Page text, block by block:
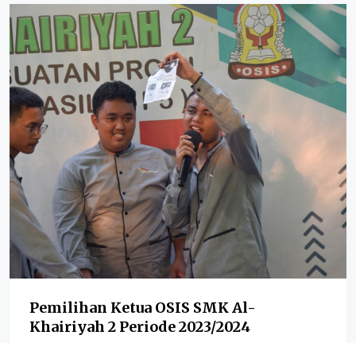
Pemilihan Ketua OSIS SMK Al-
Khairiyah 2 Periode 2023/2024